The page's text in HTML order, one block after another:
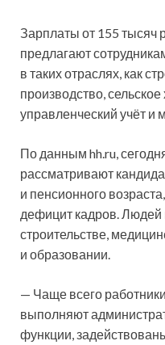
Зарплаты от 155 тысяч
предлагают
в таких отраслях, как
производство,
управленческий учёт
По данным hh.ru,
рассматривают
и пенсионного
дефицит кадров. Людей
строительстве,
и образовании.
— Чаще всего
выполняют
функции,